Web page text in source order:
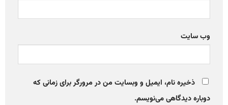
وب‌ سایت
ذخیره نام، ایمیل و وبسایت من در مرورگر برای زمانی که
دوباره دیدگاهی می‌نویسم.